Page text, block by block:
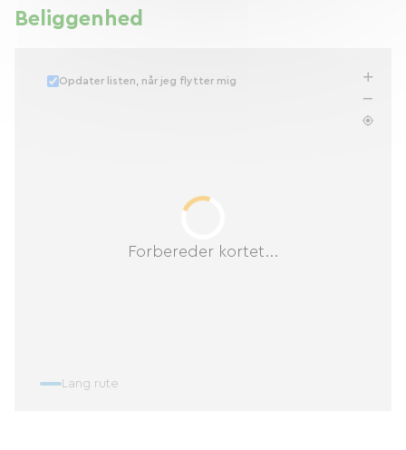
Beliggenhed
Forbereder kortet...
Opdater listen, når jeg flytter mig
Lang rute